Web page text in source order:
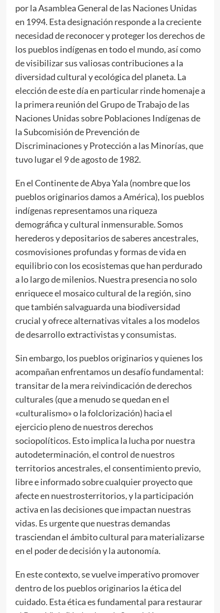
por la Asamblea General de las Naciones Unidas
en 1994. Esta designación responde a la creciente
necesidad de reconocer y proteger los derechos de
los pueblos indígenas en todo el mundo, así como
de visibilizar sus valiosas contribuciones a la
diversidad cultural y ecológica del planeta. La
elección de este día en particular rinde homenaje a
la primera reunión del Grupo de Trabajo de las
Naciones Unidas sobre Poblaciones Indígenas de
la Subcomisión de Prevención de
Discriminaciones y Protección a las Minorías, que
tuvo lugar el 9 de agosto de 1982.
En el Continente de Abya Yala (nombre que los
pueblos originarios damos a América), los pueblos
indígenas representamos una riqueza
demográfica y cultural inmensurable. Somos
herederos y depositarios de saberes ancestrales,
cosmovisiones profundas y formas de vida en
equilibrio con los ecosistemas que han perdurado
a lo largo de milenios. Nuestra presencia no solo
enriquece el mosaico cultural de la región, sino
que también salvaguarda una biodiversidad
crucial y ofrece alternativas vitales a los modelos
de desarrollo extractivistas y consumistas.
Sin embargo, los pueblos originarios y quienes los
acompañan enfrentamos un desafío fundamental:
transitar de la mera reivindicación de derechos
culturales (que a menudo se quedan en el
«culturalismo» o la folclorización) hacia el
ejercicio pleno de nuestros derechos
sociopolíticos. Esto implica la lucha por nuestra
autodeterminación, el control de nuestros
territorios ancestrales, el consentimiento previo,
libre e informado sobre cualquier proyecto que
afecte en nuestrosterritorios, y la participación
activa en las decisiones que impactan nuestras
vidas. Es urgente que nuestras demandas
trasciendan el ámbito cultural para materializarse
en el poder de decisión y la autonomía.
En este contexto, se vuelve imperativo promover
dentro de los pueblos originarios la ética del
cuidado. Esta ética es fundamental para restaurar